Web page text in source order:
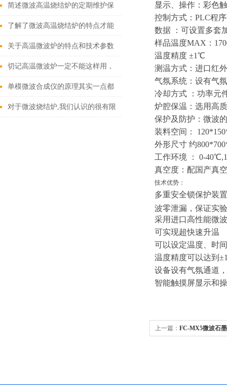
果和操作人员安全的关键
简述微波高温烧结炉的定期维护保
养方法
了解了微波高温烧结炉的特点才能
更好的使用它
关于高温微波炉的特点和技术参数
你了解多少
切记高温微波炉一定不能这样用，
太危险了！
单模微波合成仪的原理其实一点都
不神秘
对于微波烧结炉,我们认识的很有限
显示、操作：彩色
控制方式：PLC程
数据 ：可设置多套
样品温度MAX：
温度精度 ±1℃
测温方式：进口红
气氛系统：设有气
冷却方式 ：功率元
炉腔保温：选用高
保护及防护：微波
装料空间：
外形尺寸 约
工作环境 ： 0-
真空度：配国产真
技术优势：
多重安全锁保护装
波零泄漏，保证实
采用进口高性能微
可实现超快速升温
可以设定温度、时
温度精度可以达到
设备设有气氛通道
智能触摸屏显示和
上一篇： FC-MX5微波石